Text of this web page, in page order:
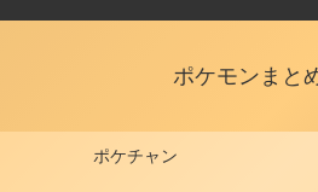
ポケモンまと
ポケチャン